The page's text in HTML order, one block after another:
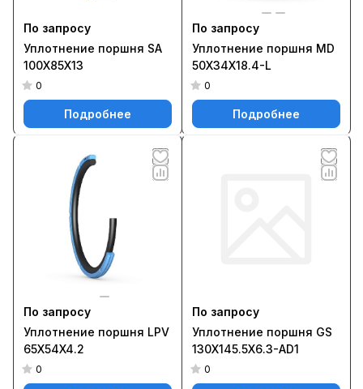
По запросу
Уплотнение поршня SA
100X85X13
0
Подробнее
По запросу
Уплотнение поршня MD
50X34X18.4-L
0
Подробнее
По запросу
Уплотнение поршня LPV
65X54X4.2
0
По запросу
Уплотнение поршня GS
130X145.5X6.3-AD1
0